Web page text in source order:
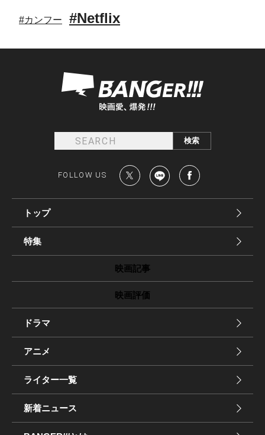
#カンフー #Netflix
FOLLOW US
トップ
特集
映画記事
映画評価
ドラマ
アニメ
ライター一覧
新着ニュース